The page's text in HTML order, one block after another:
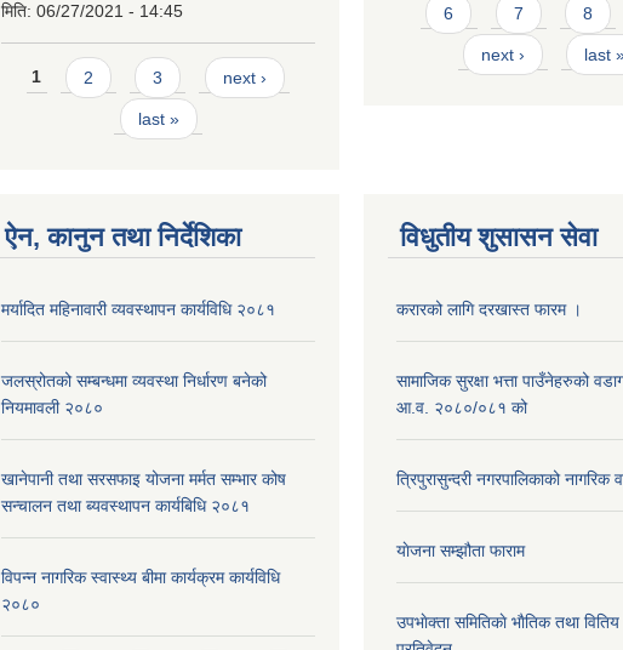
मिति: 06/27/2021 - 14:45
Pages
1 2 3 next ›
last »
6 7 8
next › last
ऐन, कानुन तथा निर्देशिका
मर्यादित महिनावारी व्यवस्थापन कार्यविधि २०८१
जलस्रोतको सम्बन्धमा व्यवस्था निर्धारण बनेको
नियमावली २०८०
खानेपानी तथा सरसफाइ योजना मर्मत सम्भार कोष
सन्चालन तथा ब्यवस्थापन कार्यबिधि २०८१
विपन्न नागरिक स्वास्थ्य बीमा कार्यक्रम कार्यविधि
२०८०
विधुतीय शुसासन सेवा
करारको लागि दरखास्त फारम ।
सामाजिक सुरक्षा भत्ता पाउँनेहरुको
आ.व. २०८०/०८१ को
त्रिपुरासुन्दरी नगरपालिकाको नागरिक
याेजना सम्झौता फाराम
उपभाेक्ता समितिकाे भाैतिक तथा